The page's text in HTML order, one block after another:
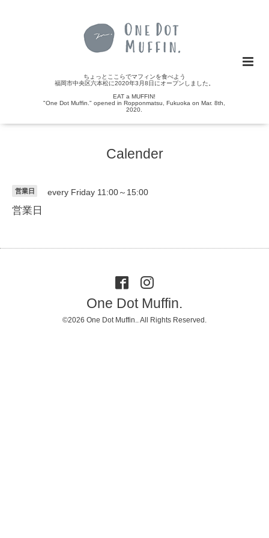
ちょっとここらでマフィンを食べよう
福岡市中央区六本松に2020年3月8日にオープンしました。
EAT a MUFFIN!
"One Dot Muffin." opened in Ropponmatsu, Fukuoka on Mar. 8th,
2020.
Calender
営業日 every Friday 11:00～15:00
営業日
One Dot Muffin.
©2026 One Dot Muffin. . All Rights Reserved.